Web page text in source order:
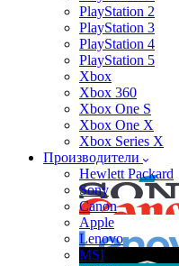
PlayStation 2
PlayStation 3
PlayStation 4
PlayStation 5
Xbox
Xbox 360
Xbox One S
Xbox One X
Xbox Series X
Производители
Hewlett Packard
Sony
Canon
Apple
Lenovo
MSI